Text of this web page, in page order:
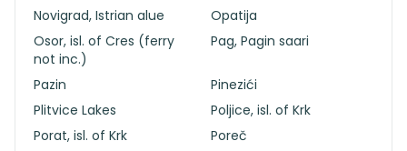
Novigrad, Istrian alue
Opatija
Osor, isl. of Cres (ferry
not inc.)
Pag, Pagin saari
Pazin
Pinezići
Plitvice Lakes
Poljice, isl. of Krk
Porat, isl. of Krk
Poreč